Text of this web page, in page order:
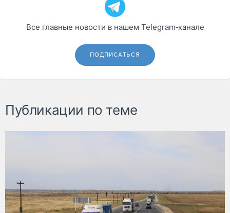
Все главные новости в нашем Telegram‑канале
ПОДПИСАТЬСЯ
Публикации по теме